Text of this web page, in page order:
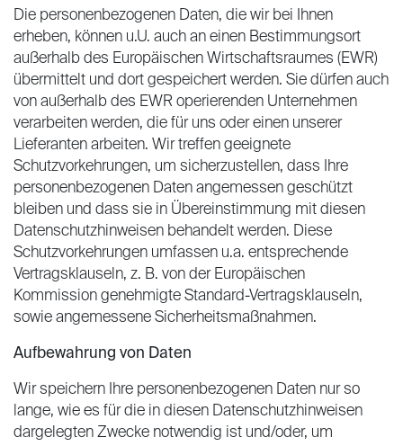
Die personenbezogenen Daten, die wir bei Ihnen
erheben, können u.U. auch an einen Bestimmungsort
außerhalb des Europäischen Wirtschaftsraumes (EWR)
übermittelt und dort gespeichert werden. Sie dürfen auch
von außerhalb des EWR operierenden Unternehmen
verarbeiten werden, die für uns oder einen unserer
Lieferanten arbeiten. Wir treffen geeignete
Schutzvorkehrungen, um sicherzustellen, dass Ihre
personenbezogenen Daten angemessen geschützt
bleiben und dass sie in Übereinstimmung mit diesen
Datenschutzhinweisen behandelt werden. Diese
Schutzvorkehrungen umfassen u.a. entsprechende
Vertragsklauseln, z. B. von der Europäischen
Kommission genehmigte Standard-Vertragsklauseln,
sowie angemessene Sicherheitsmaßnahmen.
Aufbewahrung von Daten
Wir speichern Ihre personenbezogenen Daten nur so
lange, wie es für die in diesen Datenschutzhinweisen
dargelegten Zwecke notwendig ist und/oder, um